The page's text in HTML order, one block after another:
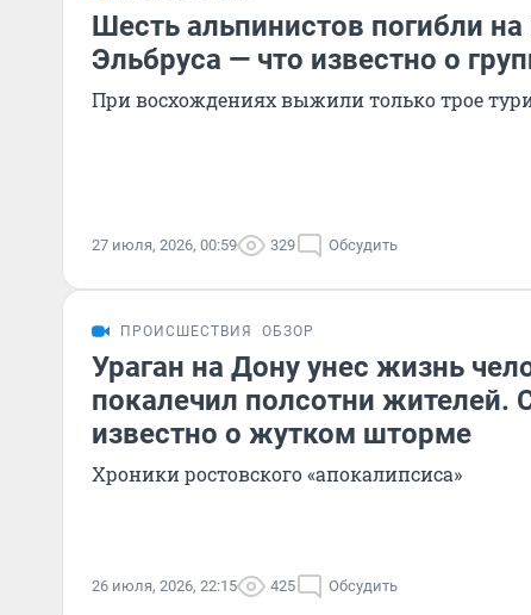
Шесть альпинистов погибли
Эльбруса — что известно о
При восхождениях выжили только трое
27 июля, 2026, 00:59 329 Обсудить
ПРОИСШЕСТВИЯ ОБЗОР
Ураган на Дону унес жизнь
покалечил полсотни жителей.
известно о жутком шторме
Хроники ростовского «апокалипсиса»
26 июля, 2026, 22:15 425 Обсудить